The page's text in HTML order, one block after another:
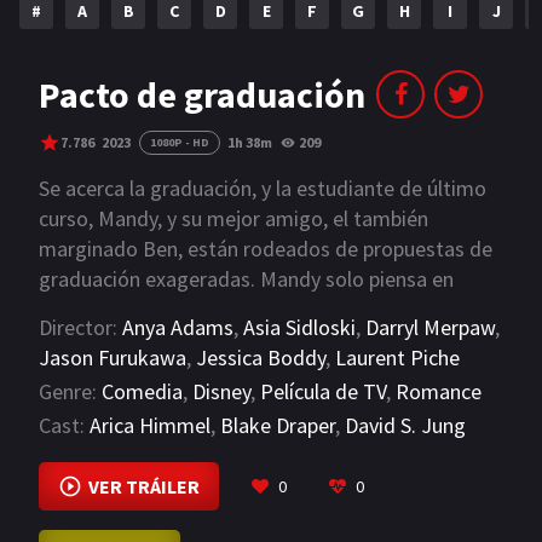
AÑOS
2023 2022
2021 2020
2019 2018
2014 2006
2002 2001
1990
PELICULAS
# A B C D E F G H I J
Pacto de graduación
7.786 2023 1080P - HD 1h 38m 209
Se acerca la graduación, y la estudiante de último
curso, Mandy, y su mejor amigo, el también
marginado Ben, están rodeados de propuestas de
graduación exageradas. Mandy solo piensa en
pero cuando empieza a dar clases particulares a
Graham, una estrella del baloncesto, debe
replantearse si la universidad de sus sueños
merece la pena a costa de todo aquello en lo que
cree.
Director: Anya Adams,Asia Sidloski, Darryl Merpaw,
Jason Furukawa, Jessica Boddy, Laurent Piche
Genre: Comedia, Disney, Película de TV, Romance
Cast: Arica Himmel, Blake Draper, David S. Jung
VIEW MORE
VER TRÁILER 0 0